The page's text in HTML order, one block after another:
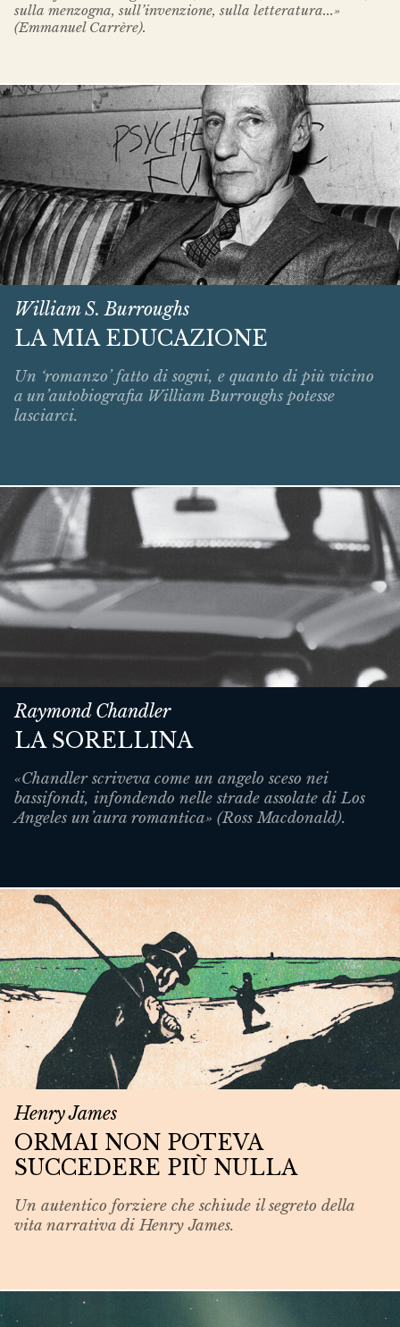
sulla menzogna, sull’invenzione, sulla letteratura...»
(Emmanuel Carrère).
William S. Burroughs
LA MIA EDUCAZIONE
Un ‘romanzo’ fatto di sogni, e quanto di più vicino
a un’autobiografia William Burroughs potesse
lasciarci.
Raymond Chandler
LA SORELLINA
«Chandler scriveva come un angelo sceso nei
bassifondi, infondendo nelle strade assolate di Los
Angeles un’aura romantica» (Ross Macdonald).
Henry James
ORMAI NON POTEVA
SUCCEDERE PIÙ NULLA
Un autentico forziere che schiude il segreto della
vita narrativa di Henry James.